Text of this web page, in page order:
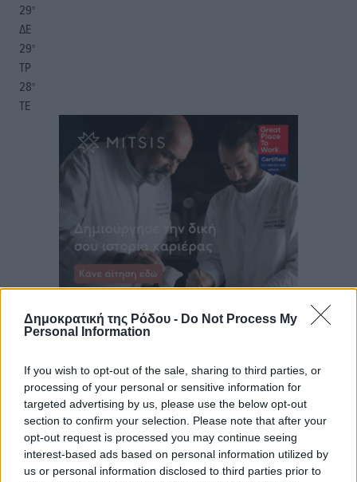
Δημοκρατική της Ρόδου - Do Not Process My
Personal Information
If you wish to opt-out of the sale, sharing to third parties, or
processing of your personal or sensitive information for
targeted advertising by us, please use the below opt-out
section to confirm your selection. Please note that after your
opt-out request is processed you may continue seeing
interest-based ads based on personal information utilized by
us or personal information disclosed to third parties prior to
29°
ΔΕ
29°
ΤΡ
28°
ΤΕ